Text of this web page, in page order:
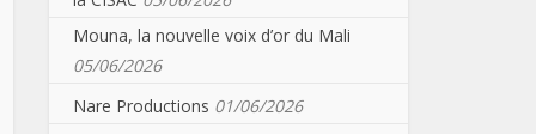
Mouna, la nouvelle voix d’or du Mali
05/06/2026
Nare Productions 01/06/2026